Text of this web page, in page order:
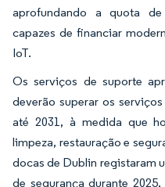
aprofundando a quota
capazes de financiar
IoT.
Os serviços de suporte
deverão superar os
até 2031, à medida que
limpeza, restauração e
docas de Dublin registaram
de segurança durante